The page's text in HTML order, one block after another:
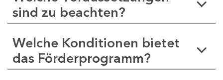
sind zu beachten?
Welche Konditionen bietet
das Förderprogramm?